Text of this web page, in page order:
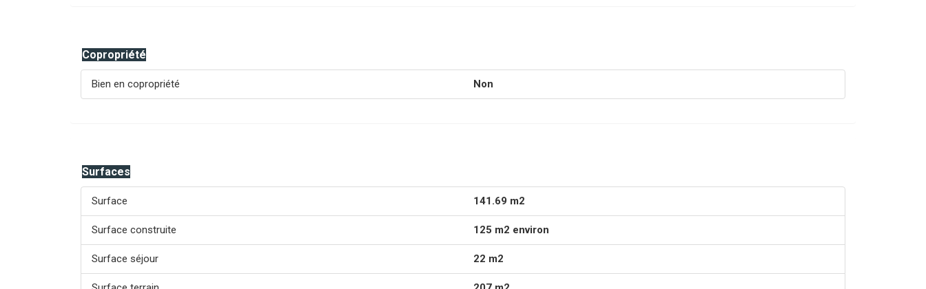
Copropriété
Bien en copropriété Non
Surfaces
Surface 141.69 m2
Surface construite 125 m2 environ
Surface séjour 22 m2